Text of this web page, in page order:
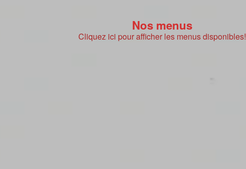
Nos menus
Cliquez ici pour afficher les menus disponibles!